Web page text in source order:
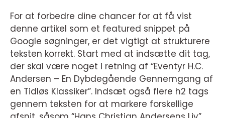
For at forbedre dine chancer for at få vist
denne artikel som et featured snippet på
Google søgninger, er det vigtigt at strukturere
teksten korrekt. Start med at indsætte dit tag,
der skal være noget i retning af “Eventyr H.C.
Andersen – En Dybdegående Gennemgang af
en Tidløs Klassiker”. Indsæt også flere h2 tags
gennem teksten for at markere forskellige